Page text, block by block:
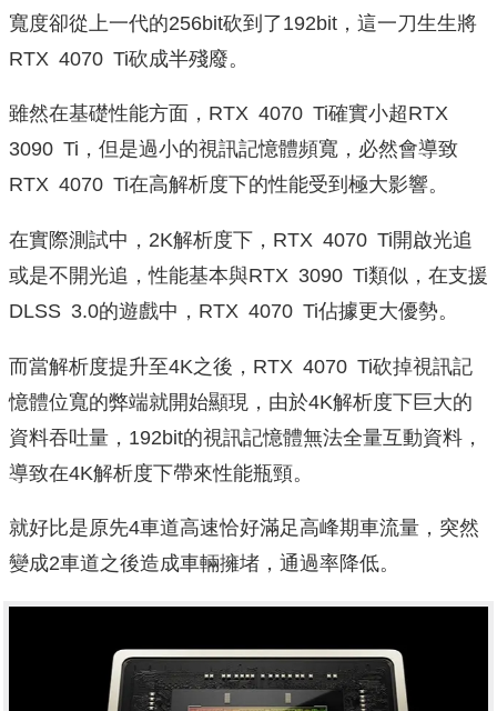
寬度卻從上一代的256bit砍到了192bit，這一刀生生將
RTX 4070 Ti砍成半殘廢。
雖然在基礎性能方面，RTX 4070 Ti確實小超RTX
3090 Ti，但是過小的視訊記憶體頻寬，必然會導致
RTX 4070 Ti在高解析度下的性能受到極大影響。
在實際測試中，2K解析度下，RTX 4070 Ti開啟光追
或是不開光追，性能基本與RTX 3090 Ti類似，在支援
DLSS 3.0的遊戲中，RTX 4070 Ti佔據更大優勢。
而當解析度提升至4K之後，RTX 4070 Ti砍掉視訊記
憶體位寬的弊端就開始顯現，由於4K解析度下巨大的
資料吞吐量，192bit的視訊記憶體無法全量互動資料，
導致在4K解析度下帶來性能瓶頸。
就好比是原先4車道高速恰好滿足高峰期車流量，突然
變成2車道之後造成車輛擁堵，通過率降低。